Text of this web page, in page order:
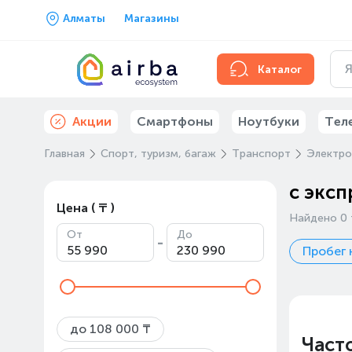
Алматы Магазины
Каталог
Акции Смартфоны Ноутбуки
Главная Спорт, туризм, багаж Транспорт
Цена ( ₸ )
От - До
до 108 000 ₸
с
Найдено 0
Пробег